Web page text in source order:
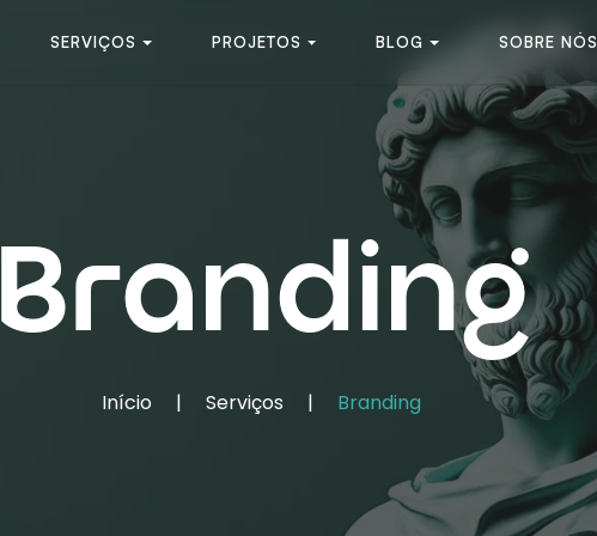
SERVIÇOS PROJETOS BLOG SOBRE NÓS
Branding
Início | Serviços | Branding